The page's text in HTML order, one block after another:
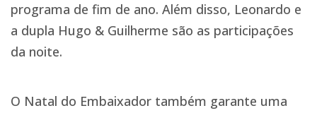
programa de fim de ano. Além disso, Leonardo e
a dupla Hugo & Guilherme são as participações
da noite.
O Natal do Embaixador também garante uma